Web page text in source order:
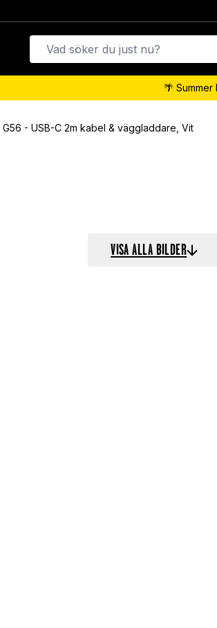
🌴 Summer
- USB-C 2m kabel & väggladdare, Vit
VISA ALLA BILDER